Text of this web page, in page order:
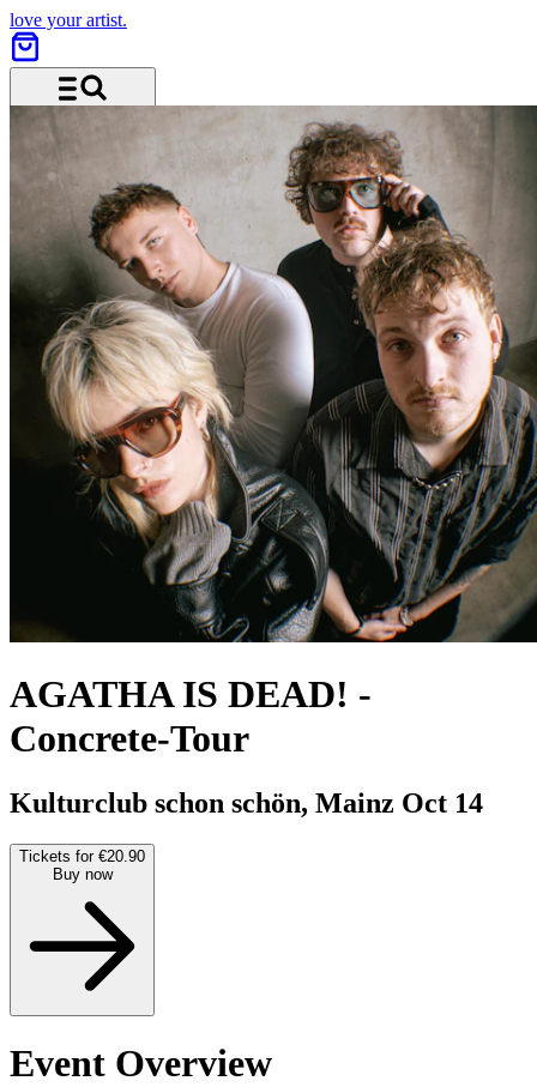
love your artist.
Menu and search
AGATHA IS DEAD! -
Concrete-Tour
Kulturclub schon schön, Mainz Oct 14
Tickets for €20.90
Buy now
Event Overview